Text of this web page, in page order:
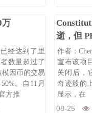
万
经达到了里
数量超过了
因币的交易
。自11月
方推
逝，但
作者：
宣布该项
关闭后，
奇迹般的
显示，在
08-25